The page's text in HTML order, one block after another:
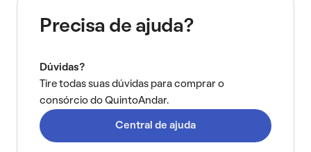
Precisa de ajuda?
Dúvidas?
Tire todas suas dúvidas para comprar o
consórcio do QuintoAndar.
Central de ajuda